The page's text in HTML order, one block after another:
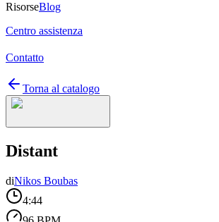
RisorseBlog
Centro assistenza
Contatto
Torna al catalogo
Distant
diNikos Boubas
4:44